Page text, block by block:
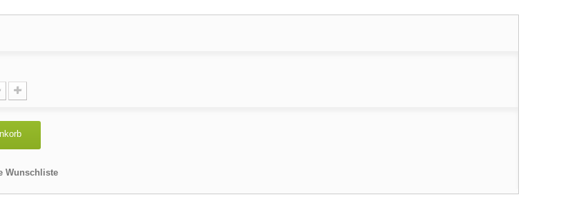
Wunschliste